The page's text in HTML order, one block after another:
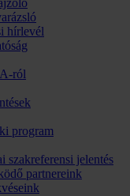
hírlevél
ról
program
szakreferensi jelentés
partnereink